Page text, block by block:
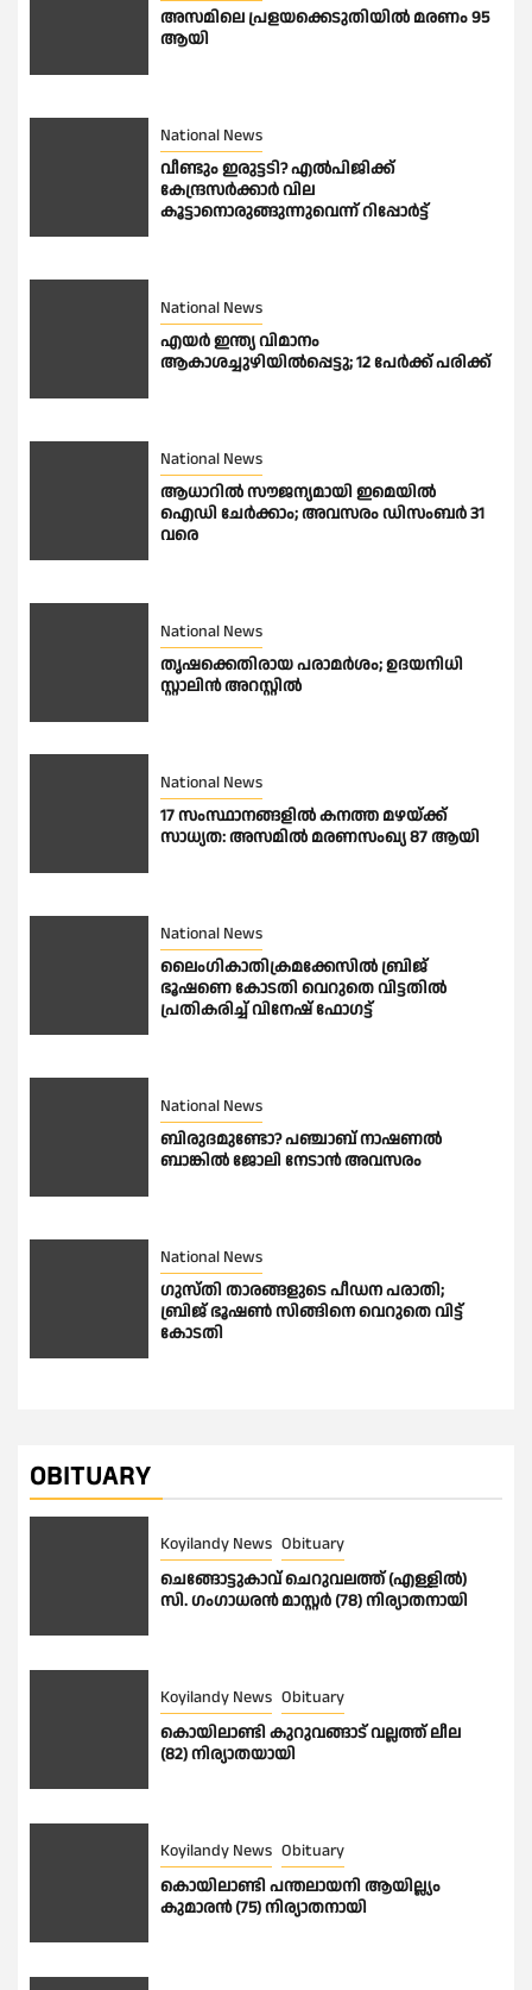
അസമിലെ പ്രളയക്കെടുതിയില്‍ മരണം 95
ആയി
National News
വീണ്ടും ഇരുട്ടടി? എല്‍പിജിക്ക്
കേന്ദ്രസർക്കാർ വില
കൂട്ടാനൊരുങ്ങുന്നുവെന്ന് റിപ്പോർട്ട്
National News
എയർ ഇന്ത്യ വിമാനം
ആകാശച്ചുഴിയിൽപ്പെട്ടു; 12 പേർക്ക് പരിക്ക്
National News
ആധാറിൽ സൗജന്യമായി ഇമെയില്‍
ഐഡി ചേര്‍ക്കാം; അവസരം ഡിസംബര്‍ 31
വരെ
National News
തൃഷക്കെതിരായ പരാമർശം; ഉദയനിധി
സ്റ്റാലിൻ അറസ്റ്റിൽ
National News
17 സംസ്ഥാനങ്ങളിൽ കനത്ത മഴയ്ക്ക്
സാധ്യത: അസമിൽ മരണസംഖ്യ 87 ആയി
National News
ലൈംഗികാതിക്രമക്കേസിൽ ബ്രിജ്
ഭൂഷണെ കോടതി വെറുതെ വിട്ടതിൽ
പ്രതികരിച്ച് വിനേഷ് ഫോഗട്ട്
National News
ബിരുദമുണ്ടോ? പഞ്ചാബ് നാഷണൽ
ബാങ്കിൽ ജോലി നേടാൻ അവസരം
National News
ഗുസ്തി താരങ്ങളുടെ പീഡന പരാതി;
ബ്രിജ് ഭൂഷണ്‍ സിങ്ങിനെ വെറുതെ വിട്ട്
കോടതി
OBITUARY
Koyilandy News Obituary
ചെങ്ങോട്ടുകാവ് ചെറുവലത്ത് (എള്ളിൽ)
സി. ഗംഗാധരൻ മാസ്റ്റർ (78) നിര്യാതനായി
Koyilandy News Obituary
കൊയിലാണ്ടി കുറുവങ്ങാട് വല്ലത്ത് ലീല
(82) നിര്യാതയായി
Koyilandy News Obituary
കൊയിലാണ്ടി പന്തലായനി ആയില്ല്യം
കുമാരൻ (75) നിര്യാതനായി